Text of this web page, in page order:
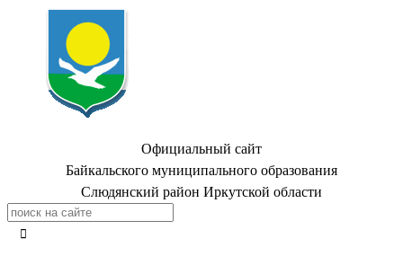
Официальный сайт
Байкальского муниципального образования
Слюдянский район Иркутской области